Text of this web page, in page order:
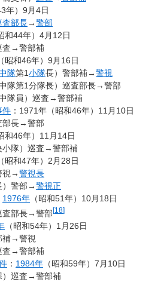
年）9月4日
査部長→警部
和44年）4月12日
査→警部補
（昭和46年）9月16日
隊第1小隊長）警部補→警視
隊第1分隊長）巡査部長→警部
隊員）巡査→警部補
件 ：1971年（昭和46年）11月10日
部長→警部
和46年）11月14日
小隊）巡査→警部補
（昭和47年）2月28日
視→警視長
）警部→警視正
1976年 （昭和51年）10月18日
査部長→警部[18]
（昭和54年）1月26日
補→警視
査→警部補
： 1984年 （昭和59年）7月10日
）巡査→警部補